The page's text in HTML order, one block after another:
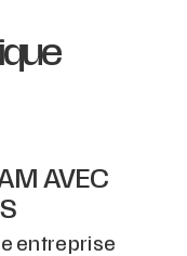
AVEC
entreprise